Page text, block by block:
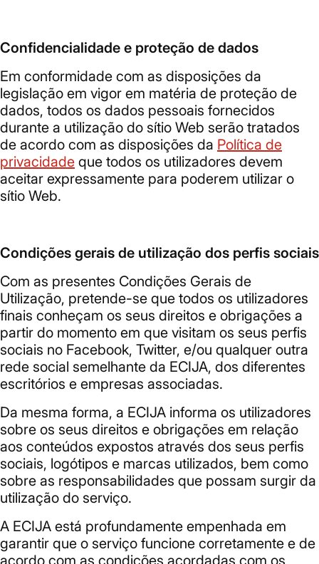
Confidencialidade e proteção de dados
Em conformidade com as disposições da
legislação em vigor em matéria de proteção de
dados, todos os dados pessoais fornecidos
durante a utilização do sítio Web serão tratados
de acordo com as disposições da Política de
privacidade que todos os utilizadores devem
aceitar expressamente para poderem utilizar o
sítio Web.
Condições gerais de utilização dos perfis sociais
Com as presentes Condições Gerais de
Utilização, pretende-se que todos os utilizadores
finais conheçam os seus direitos e obrigações a
partir do momento em que visitam os seus perfis
sociais no Facebook, Twitter, e/ou qualquer outra
rede social semelhante da ECIJA, dos diferentes
escritórios e empresas associadas.
Da mesma forma, a ECIJA informa os utilizadores
sobre os seus direitos e obrigações em relação
aos conteúdos expostos através dos seus perfis
sociais, logótipos e marcas utilizados, bem como
sobre as responsabilidades que possam surgir da
utilização do serviço.
A ECIJA está profundamente empenhada em
garantir que o serviço funcione corretamente e de
acordo com as condições acordadas com os